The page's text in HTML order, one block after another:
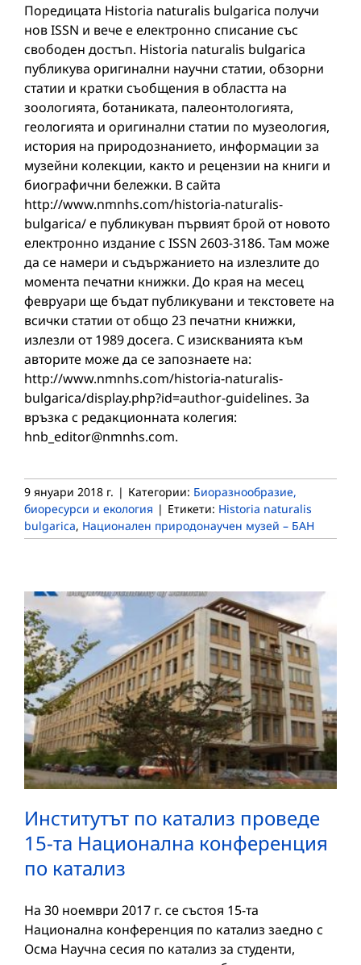
Поредицата Historia naturalis bulgarica получи
нов ISSN и вече е електронно списание със
свободен достъп. Historia naturalis bulgarica
публикува оригинални научни статии, обзорни
статии и кратки съобщения в областта на
зоологията, ботаниката, палеонтологията,
геологията и оригинални статии по музеология,
история на природознанието, информации за
музейни колекции, както и рецензии на книги и
биографични бележки. В сайта
http://www.nmnhs.com/historia-naturalis-
bulgarica/ е публикуван първият брой от новото
електронно издание с ISSN 2603-3186. Там може
да се намери и съдържанието на излезлите до
момента печатни книжки. До края на месец
февруари ще бъдат публикувани и текстовете на
всички статии от общо 23 печатни книжки,
излезли от 1989 досега. С изискванията към
авторите може да се запознаете на:
http://www.nmnhs.com/historia-naturalis-
bulgarica/display.php?id=author-guidelines. За
връзка с редакционната колегия:
hnb_editor@nmnhs.com.
9 януари 2018 г. | Категории: Биоразнообразие,
биоресурси и екология | Етикети: Historia naturalis
bulgarica, Национален природонаучен музей – БАН
Институтът по катализ проведе
15-та Национална конференция
по катализ
На 30 ноември 2017 г. се състоя 15-та
Национална конференция по катализ заедно с
Осма Научна сесия по катализ за студенти,